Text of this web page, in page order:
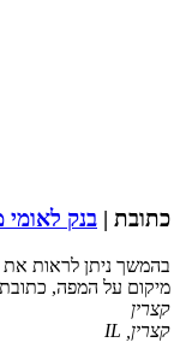
כתובת | בנק לאומי
בהמשך ניתן לראות
מיקום על המפה,
קצרין
קצרין IL